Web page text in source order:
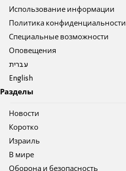
Использование информации
Политика конфиденциальности
Специальные возможности
Оповещения
עברית
English
Разделы
Новости
Коротко
Израиль
В мире
Оборона и безопасность